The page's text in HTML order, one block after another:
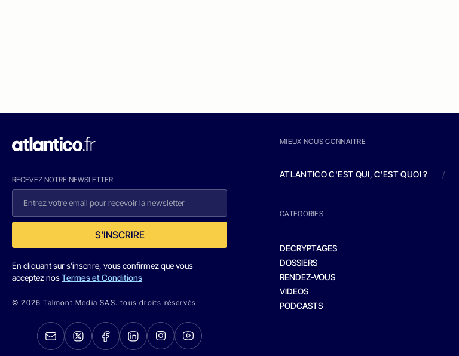
RECEVEZ NOTRE NEWSLETTER
S'INSCRIRE
En cliquant sur s'inscrire, vous confirmez que vous
acceptez nosTermes et Conditions
© 2026 Talmont Media SAS. tous droits réservés.
MIEUX NOUS CONNAITRE
ATLANTICO C'EST QUI, C'EST QUOI ? /
CATEGORIES
DECRYPTAGES
DOSSIERS
RENDEZ-VOUS
VIDEOS
PODCASTS